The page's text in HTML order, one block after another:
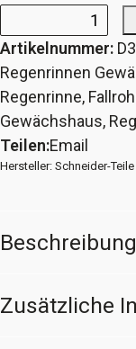
Endkappe
Regenrinne
Gewächshaus
26x25x13
mit
Fixierpin
Artikelnummer:
Regenrinnen
Regenrinne,
Gewächshaus,
Teilen:Email
Hersteller: Schneider-Teile
Beschreibung
Zusätzliche